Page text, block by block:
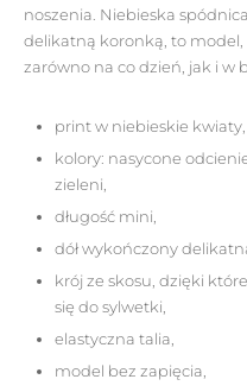
noszenia. Niebieska
delikatną koronką, to model,
zarówno na co dzień, jak i w
print w niebieskie kwiaty,
kolory: nasycone
zieleni,
długość mini,
dół wykończony
krój ze skosu, dzięki
się do sylwetki,
elastyczna talia,
model bez zapięcia,